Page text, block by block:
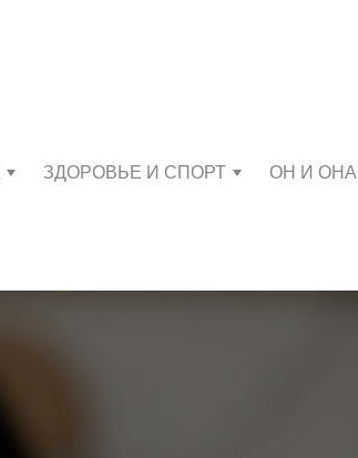
ЗДОРОВЬЕ И СПОРТ ОН И ОНА